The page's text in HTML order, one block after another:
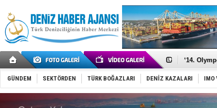
Denizcilik
‘14.
Taksi
TÜRKLİM
SOCAR da
GÜNDEM SEKTÖRDEN TÜRK BOĞAZLARI DENİZ KAZALARI IMO